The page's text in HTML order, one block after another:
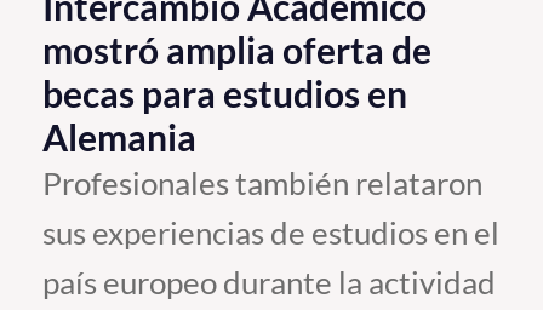
PUCV Internacional
Vinculación con el Medio
Admisión
Pregrado
Postgrado
mostró amplia oferta de
becas para estudios en
Alemania
Profesionales también relataron
sus experiencias de estudios en el
país europeo durante la actividad